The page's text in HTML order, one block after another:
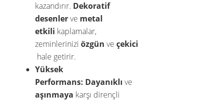
kazandırır. Dekoratif
desenlerve metal
etkili kaplamalar,
zeminleriniziözgün veçekici
hale getirir.
Yüksek
Performans: Dayanıklı ve
aşınmaya karşı dirençli